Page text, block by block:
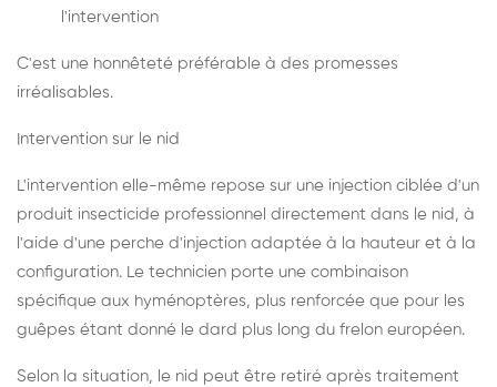
l'intervention
C'est une honnêteté préférable à des promesses
irréalisables.
Intervention sur le nid
L'intervention elle-même repose sur une injection ciblée d'un
produit insecticide professionnel directement dans le nid, à
l'aide d'une perche d'injection adaptée à la hauteur et à la
configuration. Le technicien porte une combinaison
spécifique aux hyménoptères, plus renforcée que pour les
guêpes étant donné le dard plus long du frelon européen.
Selon la situation, le nid peut être retiré après traitement